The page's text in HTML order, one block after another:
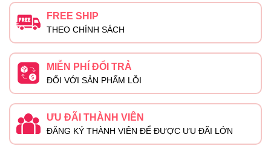
FREE SHIP
THEO CHÍNH SÁCH
MIỄN PHÍ ĐỔI TRẢ
ĐỐI VỚI SẢN PHẨM LỖI
ƯU ĐÃI THÀNH VIÊN
ĐĂNG KÝ THÀNH VIÊN ĐỂ ĐƯỢC ƯU ĐÃI LỚN